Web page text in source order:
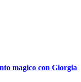
magico con Giorgia